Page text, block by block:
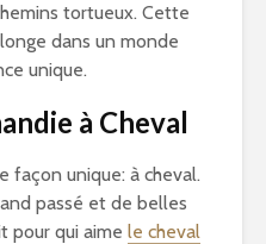
tortueux. Cette
dans un monde
unique.
à Cheval
façon unique: à cheval.
passé et de belles
pour qui aime le cheval